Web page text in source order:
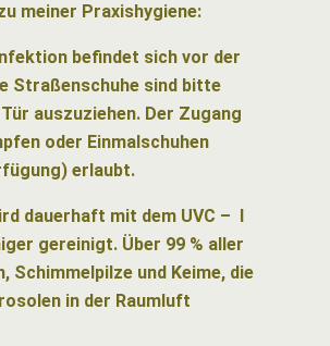
meiner Praxishygiene:
befindet sich vor der
Straßenschuhe sind bitte
auszuziehen. Der Zugang
oder Einmalschuhen
erlaubt.
dauerhaft mit dem UVC – I
gereinigt. Über 99 % aller
Schimmelpilze und Keime, die
in der Raumluft